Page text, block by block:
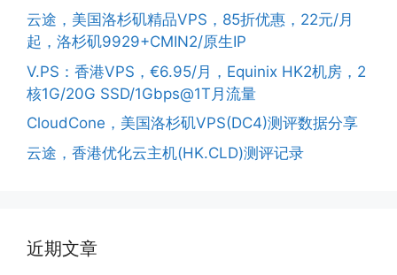
云途，美国洛杉矶精品VPS，85折优惠，22元/月
起，洛杉矶9929+CMIN2/原生IP
V.PS：香港VPS，€6.95/月，Equinix HK2机房，2
核1G/20G SSD/1Gbps@1T月流量
CloudCone，美国洛杉矶VPS(DC4)测评数据分享
云途，香港优化云主机(HK.CLD)测评记录
近期文章